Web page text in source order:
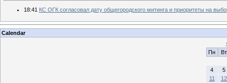
18:41 КС ОГК согласовал дату общегородского митинга и приоритеты на
Calendar
Пн
Вт
4
5
11
12